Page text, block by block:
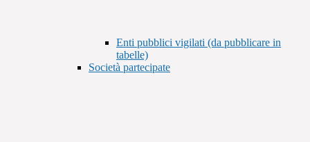
Enti pubblici vigilati (da pubblicare in
tabelle)
Società partecipate